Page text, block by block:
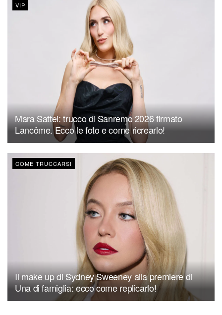
VIP
Mara Sattei: trucco di Sanremo 2026 firmato
Lancôme. Ecco le foto e come ricrearlo!
COME TRUCCARSI
Il make up di Sydney Sweeney alla premiere di
Una di famiglia: ecco come replicarlo!